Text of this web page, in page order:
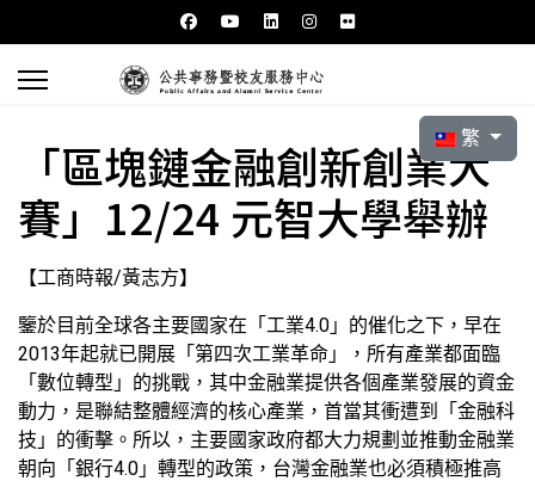
選擇你的語言
繁
「區塊鏈金融創新創業大
賽」12/24 元智大學舉辦
【工商時報/黃志方】
鑒於目前全球各主要國家在「工業4.0」的催化之下，早在
2013年起就已開展「第四次工業革命」，所有產業都面臨
「數位轉型」的挑戰，其中金融業提供各個產業發展的資金
動力，是聯結整體經濟的核心產業，首當其衝遭到「金融科
技」的衝擊。所以，主要國家政府都大力規劃並推動金融業
朝向「銀行4.0」轉型的政策，台灣金融業也必須積極推高